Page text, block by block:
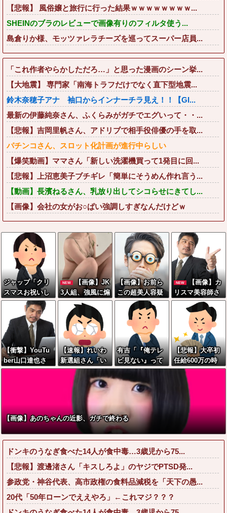
【悲報】 風俗嬢と旅行に行った結果ｗｗｗｗｗｗｗｗ...
SHEINのブラのレビューで画像有りのフィルタ使う...
島倉りか様、モッツァレラチーズを巡ってスーパー店員...
「これ作者やらかしただろ…」と思った漫画のシーン挙...
【大地震】 専門家「南海トラフだけでなく直下型地震...
鈴木奈穂子アナ 袖口からインナーチラ見え！！【GI...
最新の伊藤純奈さん、ふくらみがガチでエグいって・・...
【悲報】吉岡里帆さん、アドリブで相手役俳優の手を取...
パチンコさん、スロット化計画が進行中らしい
【爆笑動画】ママさん「新しい洗濯機買って1発目に回...
【悲報】上沼恵美子ブチギレ「簡単にそうめん作れ言う...
【動画】長濱ねるさん、乳放り出してシコらせにきてし...
【画像】会社の女がお○ぱい強調しすぎなんだけどｗ
ジャップ「クリ
スマスお祝いし
た1週間後にみん
なで神社行きま
す」←これ
NEW
【画像】JK
3人組、強風に煽
られ「生尻」が
丸出しに・・・
【画像】お前ら
この超美人容疑
者が、整形か否
か判定して！！
→画像がこちら
w w w w w w w
w w w
NEW
【画像】カ
リスマ美容師さ
ん、ココリコ田
中みたいなチー
牛を大変身させ
た結果がこちら
w w w w w w w
w w w w
【衝撃】YouTu
ber山口達也さ
ん、チェンソー
←正直、こう言
うのでいいんだ
よなw w w w w
w w w
【速報】れいわ
新選組さん「い
のちの党」に改
名ｗｗｗｗｗｗ
ｗｗ
有吉「『俺テレ
ビ見ない』って
言う奴おかしい
だろ。団子屋で
『団子食べな
い』って言う
か？」
【悲報】大卒初
任給600万の時
代へwwwwwww
wwwwwwwww
www
【画像】あのちゃんの近影、ガチで終わる
ドンキのうなぎ食べた14人が食中毒…3歳児から75...
【悲報】渡邊渚さん「キスしろよ」のヤジでPTSD発...
参政党・神谷代表、高市政権の食料品減税を「天下の愚...
20代「50年ローンでええやろ」←これマジ？？？